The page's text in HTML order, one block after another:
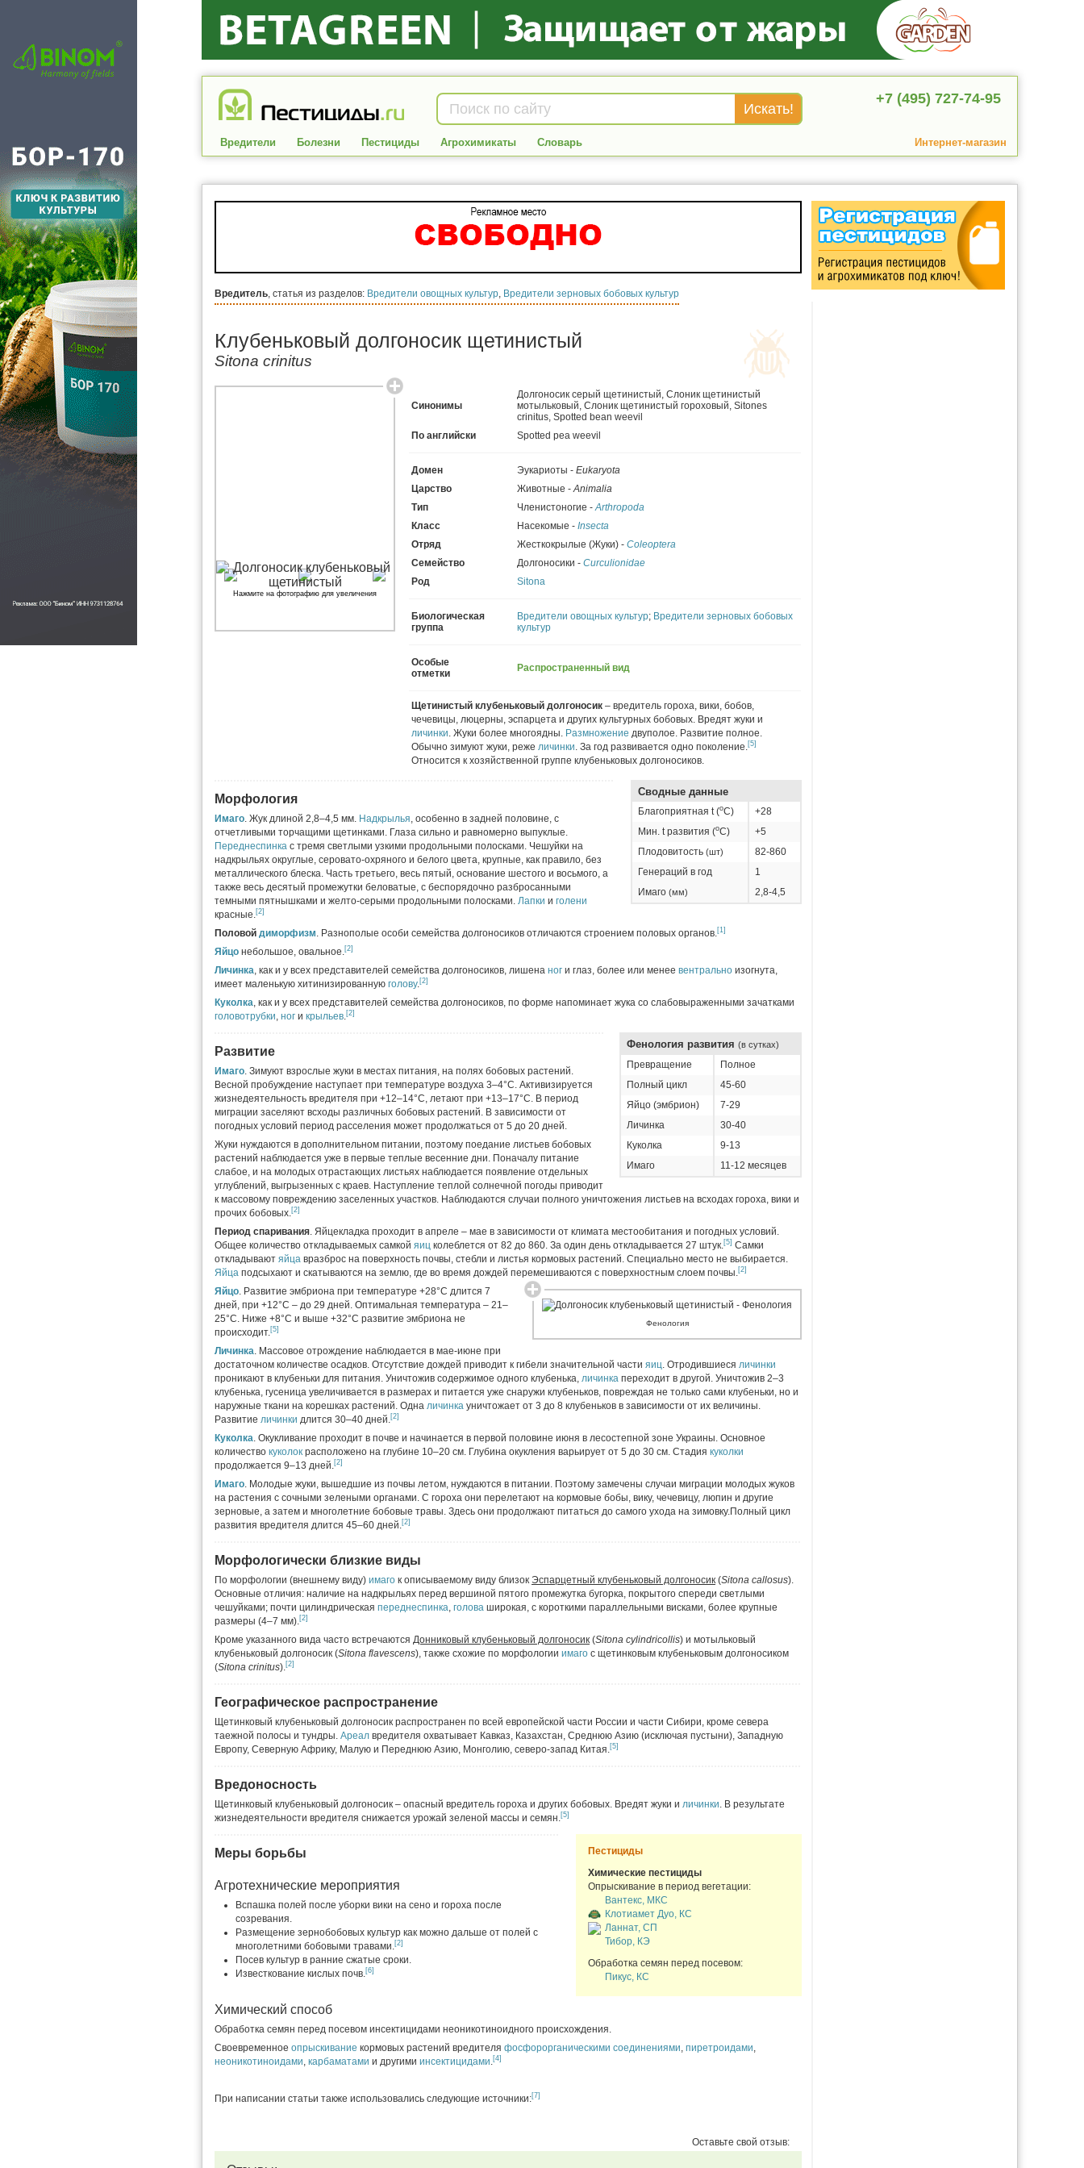
+7 (495) 727-74-95
Вредители Болезни Пестициды Агрохимикаты Словарь Интернет-магазин
Вредитель, статья из разделов: Вредители овощных культур, Вредители зерновых бобовых культур
Клубеньковый долгоносик щетинистый
Sitona crinitus
Синонимы
Долгоносик серый щетинистый, Слоник щетинистый
мотыльковый, Слоник щетинистый гороховый, Sitones
crinitus, Spotted bean weevil
По английски
Spotted pea weevil
Домен Эукариоты - Eukaryota
Царство
Животные -Animalia
Тип
Членистоногие -Arthropoda
Класс
Насекомые - Insecta
Отряд
Жесткокрылые (Жуки) - Coleoptera
Семейство
Долгоносики - Curculionidae
Род
Sitona
Биологическая
группа
Вредители овощных культур; Вредители зерновых бобовых
культур
Особые
отметки
Распространенный вид
Щетинистый клубеньковый долгоносик – вредитель гороха, вики, бобов,
чечевицы, люцерны, эспарцета и других культурных бобовых. Вредят жуки и
личинки. Жуки более многоядны. Размножение двуполое. Развитие полное.
Обычно зимуют жуки, реже личинки. За год развивается одно поколение.[5]
Относится к хозяйственной группе клубеньковых долгоносиков.
Нажмите на фотографию для увеличения
Сводные данные
Благоприятная t (оC)
+28
Мин. t развития (оC)
+5
Плодовитость (шт)
82-860
Генераций в год
1
Имаго (мм) 2,8-4,5
Морфология
Имаго. Жук длиной 2,8–4,5 мм. Надкрылья, особенно в задней половине, с
отчетливыми торчащими щетинками. Глаза сильно и равномерно выпуклые.
Переднеспинка с тремя светлыми узкими продольными полосками. Чешуйки на
надкрыльях округлые, серовато-охряного и белого цвета, крупные, как правило, без
металлического блеска. Часть третьего, весь пятый, основание шестого и восьмого, а
также весь десятый промежутки беловатые, с беспорядочно разбросанными
темными пятнышками и желто-серыми продольными полосками. Лапки и голени
красные.[2]
Половой диморфизм. Разнополые особи семейства долгоносиков отличаются строением половых органов.[1]
Яйцо небольшое, овальное.[2]
Личинка, как и у всех представителей семейства долгоносиков, лишена ног и глаз, более или менее вентрально изогнута,
имеет маленькую хитинизированную голову.[2]
Куколка, как и у всех представителей семейства долгоносиков, по форме напоминает жука со слабовыраженными зачатками
головотрубки, ног и крыльев.[2]
Фенология развития (в сутках)
Превращение
Полное
Полный цикл
45-60
Яйцо (эмбрион)
7-29
Личинка
30-40
Куколка
9-13
Имаго
11-12 месяцев
Развитие
Имаго. Зимуют взрослые жуки в местах питания, на полях бобовых растений.
Весной пробуждение наступает при температуре воздуха 3–4°C. Активизируется
жизнедеятельность вредителя при +12–14°C, летают при +13–17°C. В период
миграции заселяют всходы различных бобовых растений. В зависимости от
погодных условий период расселения может продолжаться от 5 до 20 дней.
Жуки нуждаются в дополнительном питании, поэтому поедание листьев бобовых
растений наблюдается уже в первые теплые весенние дни. Поначалу питание
слабое, и на молодых отрастающих листьях наблюдается появление отдельных
углублений, выгрызенных с краев. Наступление теплой солнечной погоды приводит
к массовому повреждению заселенных участков. Наблюдаются случаи полного уничтожения листьев на всходах гороха, вики и
прочих бобовых.[2]
Период спаривания. Яйцекладка проходит в апреле – мае в зависимости от климата местообитания и погодных условий.
Общее количество откладываемых самкой яиц колеблется от 82 до 860. За один день откладывается 27 штук.[5] Самки
откладывают яйца вразброс на поверхность почвы, стебли и листья кормовых растений. Специально место не выбирается.
Яйца подсыхают и скатываются на землю, где во время дождей перемешиваются с поверхностным слоем почвы.[2]
Фенология
Яйцо. Развитие эмбриона при температуре +28°C длится 7
дней, при +12°C – до 29 дней. Оптимальная температура – 21–
25°C. Ниже +8°C и выше +32°C развитие эмбриона не
происходит.[5]
Личинка. Массовое отрождение наблюдается в мае-июне при
достаточном количестве осадков. Отсутствие дождей приводит к гибели значительной части яиц. Отродившиеся личинки
проникают в клубеньки для питания. Уничтожив содержимое одного клубенька, личинка переходит в другой. Уничтожив 2–3
клубенька, гусеница увеличивается в размерах и питается уже снаружи клубеньков, повреждая не только сами клубеньки, но и
наружные ткани на корешках растений. Одна личинка уничтожает от 3 до 8 клубеньков в зависимости от их величины.
Развитие личинки длится 30–40 дней.[2]
Куколка. Окукливание проходит в почве и начинается в первой половине июня в лесостепной зоне Украины. Основное
количество куколок расположено на глубине 10–20 см. Глубина окукления варьирует от 5 до 30 см. Стадия куколки
продолжается 9–13 дней.[2]
Имаго. Молодые жуки, вышедшие из почвы летом, нуждаются в питании. Поэтому замечены случаи миграции молодых жуков
на растения с сочными зелеными органами. С гороха они перелетают на кормовые бобы, вику, чечевицу, люпин и другие
зерновые, а затем и многолетние бобовые травы. Здесь они продолжают питаться до самого ухода на зимовку.Полный цикл
развития вредителя длится 45–60 дней.[2]
Морфологически близкие виды
По морфологии (внешнему виду) имаго к описываемому виду близок Эспарцетный клубеньковый долгоносик (Sitona callosus).
Основные отличия: наличие на надкрыльях перед вершиной пятого промежутка бугорка, покрытого спереди светлыми
чешуйками; почти цилиндрическая переднеспинка, голова широкая, с короткими параллельными висками, более крупные
размеры (4–7 мм).[2]
Кроме указанного вида часто встречаются Донниковый клубеньковый долгоносик (Sitona cylindricollis) и мотыльковый
клубеньковый долгоносик (Sitona flavescens), также схожие по морфологии имаго с щетинковым клубеньковым долгоносиком
(Sitona crinitus).[2]
Географическое распространение
Щетинковый клубеньковый долгоносик распространен по всей европейской части России и части Сибири, кроме севера
таежной полосы и тундры. Ареал вредителя охватывает Кавказ, Казахстан, Среднюю Азию (исключая пустыни), Западную
Европу, Северную Африку, Малую и Переднюю Азию, Монголию, северо-запад Китая.[5]
Вредоносность
Щетинковый клубеньковый долгоносик – опасный вредитель гороха и других бобовых. Вредят жуки и личинки. В результате
жизнедеятельности вредителя снижается урожай зеленой массы и семян.[5]
Пестициды
Химические пестициды
Опрыскивание в период вегетации:
Вантекс, МКС
Клотиамет Дуо, КС
Ланнат, СП
Тибор, КЭ
Обработка семян перед посевом:
Пикус, КС
Меры борьбы
Агротехнические мероприятия
Вспашка полей после уборки вики на сено и гороха после
созревания.
Размещение зернобобовых культур как можно дальше от полей с
многолетними бобовыми травами.[2]
Посев культур в ранние сжатые сроки.
Известкование кислых почв.[6]
Химический способ
Обработка семян перед посевом инсектицидами неоникотиноидного происхождения.
Своевременное опрыскивание кормовых растений вредителя фосфорорганическими соединениями, пиретроидами,
неоникотиноидами, карбаматами и другими инсектицидами.[4]
При написании статьи также использовались следующие источники:[7]
Оставьте свой отзыв: